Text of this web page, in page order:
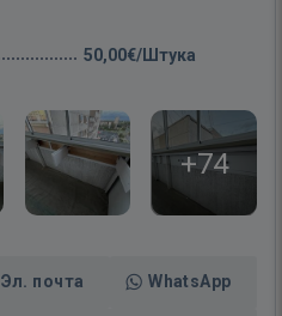
50,00€/Штука
+74
Эл. почта WhatsApp